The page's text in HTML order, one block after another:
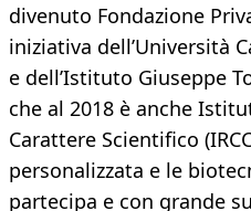
divenuto Fondazione
iniziativa dell’Università
e dell’Istituto Giuseppe
che al 2018 è anche
Carattere Scientifico
personalizzata e le
partecipa e con grande